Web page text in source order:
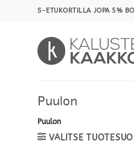
S-ETUKORTILLA JOPA 5%
Puulon
Puulon
VALITSE